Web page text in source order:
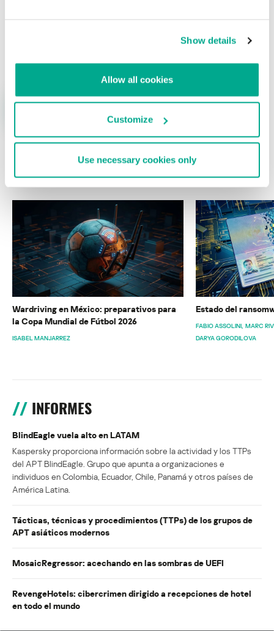
Show details
Allow all cookies
Customize
Use necessary cookies only
Correo electrónico*
ÚLTIMAS PUBLICACIONES
Wardriving en México: preparativos para
la Copa Mundial de Fútbol 2026
ISABEL MANJARREZ
Estado del
FABIO ASSOLINI MARC
DARYA GORODILOVA
INFORMES
BlindEagle vuela alto en LATAM
Kaspersky proporciona información sobre la actividad y los TTPs
del APT BlindEagle. Grupo que apunta a organizaciones e
individuos en Colombia, Ecuador, Chile, Panamá y otros países de
América Latina.
Tácticas, técnicas y procedimientos (TTPs) de los grupos de
APT asiáticos modernos
MosaicRegressor: acechando en las sombras de UEFI
RevengeHotels: cibercrimen dirigido a recepciones de hotel
en todo el mundo